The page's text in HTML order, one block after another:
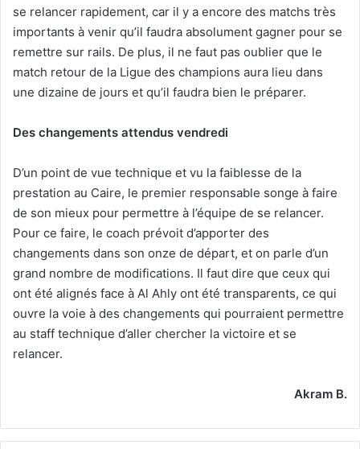
se relancer rapidement, car il y a encore des matchs très
importants à venir qu’il faudra absolument gagner pour se
remettre sur rails. De plus, il ne faut pas oublier que le
match retour de la Ligue des champions aura lieu dans
une dizaine de jours et qu’il faudra bien le préparer.
Des changements attendus vendredi
D’un point de vue technique et vu la faiblesse de la
prestation au Caire, le premier responsable songe à faire
de son mieux pour permettre à l’équipe de se relancer.
Pour ce faire, le coach prévoit d’apporter des
changements dans son onze de départ, et on parle d’un
grand nombre de modifications. Il faut dire que ceux qui
ont été alignés face à Al Ahly ont été transparents, ce qui
ouvre la voie à des changements qui pourraient permettre
au staff technique d’aller chercher la victoire et se
relancer.
Akram B.